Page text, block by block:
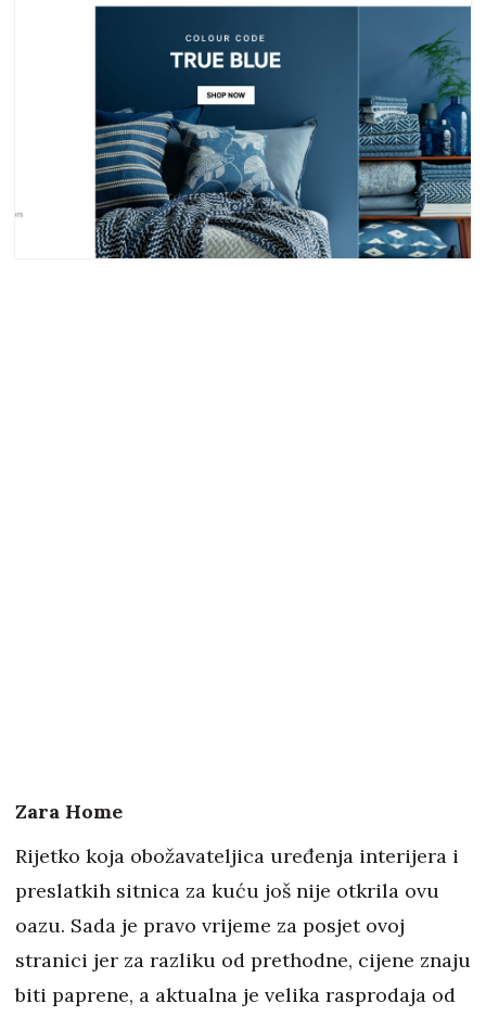
Zara Home
Rijetko koja obožavateljica uređenja interijera i
preslatkih sitnica za kuću još nije otkrila ovu
oazu. Sada je pravo vrijeme za posjet ovoj
stranici jer za razliku od prethodne, cijene znaju
biti paprene, a aktualna je velika rasprodaja od